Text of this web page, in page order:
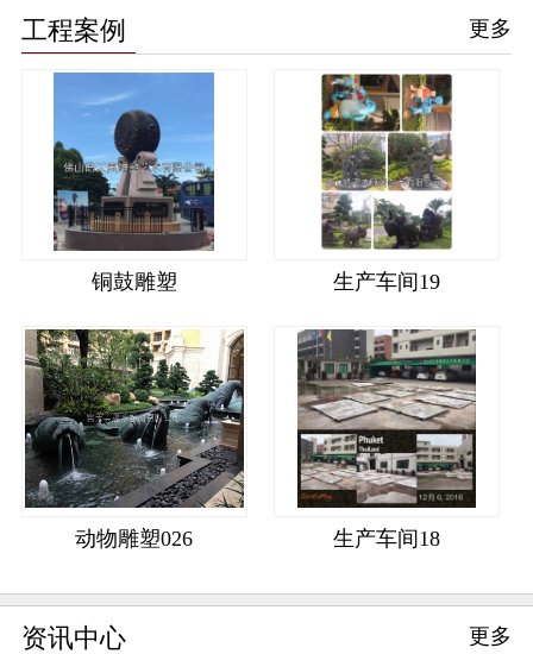
工程案例 更多
铜鼓雕塑 生产车间19
动物雕塑026 生产车间18
资讯中心 更多